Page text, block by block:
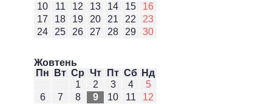
10
11 12 13 14 15
16
17
18 19 20 21 22
23
24
25 26 27 28 29 30
Жовтень
Пн
Вт Ср Чт Пт Сб Нд
1
2 3 4
5
6
7 8 9 10 11
12